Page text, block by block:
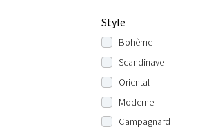
Style
Bohème
Scandinave
Oriental
Moderne
Campagnard